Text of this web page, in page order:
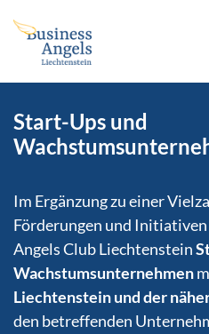
Start-Ups und
Im Ergänzung zu einer
Förderungen und
Angels Club Liechtenstein
Wachstumsunternehmen
Liechtenstein und der
den betreffenden